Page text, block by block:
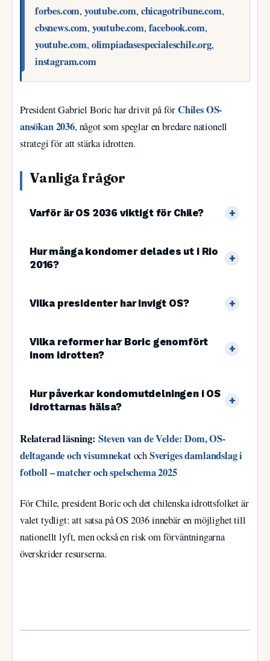
forbes.com,youtube.com,chicagotribune.com,
cbsnews.com,youtube.com,facebook.com,
youtube.com,olimpiadasespecialeschile.org,
instagram.com
President Gabriel Boric har drivit på förChiles OS-
ansökan 2036, något som speglar en bredare nationell
strategi för att stärka idrotten.
Vanliga frågor
Varför är OS 2036 viktigt för Chile?
Hur många kondomer delades ut i Rio
2016?
Vilka presidenter har invigt OS?
Vilka reformer har Boric genomfört
inom idrotten?
Hur påverkar kondomutdelningen i OS
idrottarnas hälsa?
Relaterad läsning: Steven van de Velde: Dom, OS-
deltagande och visumnekatochSveriges damlandslag i
fotboll – matcher och spelschema 2025
För Chile, president Boric och det chilenska idrottsfolket är
valet tydligt: att satsa på OS 2036 innebär en möjlighet till
nationellt lyft, men också en risk om förväntningarna
överskrider resurserna.